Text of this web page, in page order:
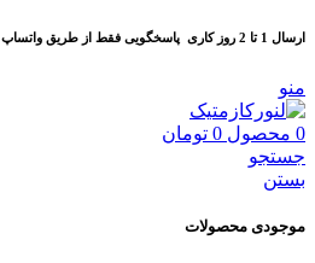
ارسال 1 تا 2 روز کاری پاسخگویی فقط از طریق واتساپ
منو
0 محصول 0 تومان
جستجو
بستن
موجودی محصولات